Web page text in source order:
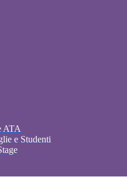
ATA
e Studenti